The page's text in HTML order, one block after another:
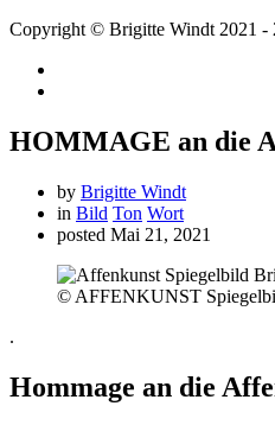
Copyright © Brigitte Windt 2021 -
HOMMAGE an die
by Brigitte Windt
in Bild Ton Wort
posted Mai 21, 2021
© AFFENKUNST
.
Hommage an die